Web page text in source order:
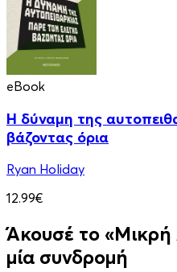
eBook
Η δύναμη της
βάζοντας όρια
Ryan Holiday
12.99€
Άκουσέ το
μία συνδρομή